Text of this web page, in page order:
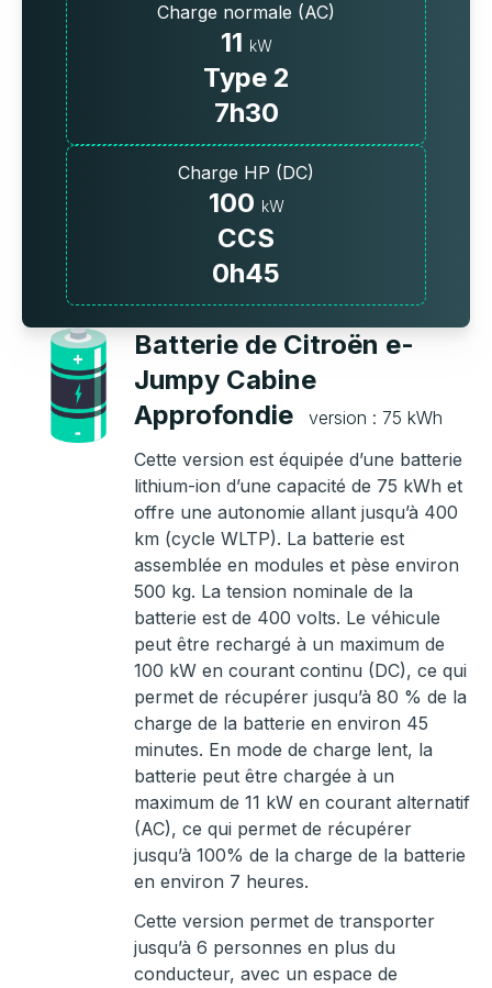
Charge normale (AC)
11 kW
Type 2
7h30
Charge HP (DC)
100 kW
CCS
0h45
Batterie de Citroën e-
Jumpy Cabine
Approfondie
version : 75 kWh
Cette version est équipée d’une batterie
lithium-ion d’une capacité de 75 kWh et
offre une autonomie allant jusqu’à 400
km (cycle WLTP). La batterie est
assemblée en modules et pèse environ
500 kg. La tension nominale de la
batterie est de 400 volts. Le véhicule
peut être rechargé à un maximum de
100 kW en courant continu (DC), ce qui
permet de récupérer jusqu’à 80 % de la
charge de la batterie en environ 45
minutes. En mode de charge lent, la
batterie peut être chargée à un
maximum de 11 kW en courant alternatif
(AC), ce qui permet de récupérer
jusqu’à 100% de la charge de la batterie
en environ 7 heures.
Cette version permet de transporter
jusqu’à 6 personnes en plus du
conducteur, avec un espace de